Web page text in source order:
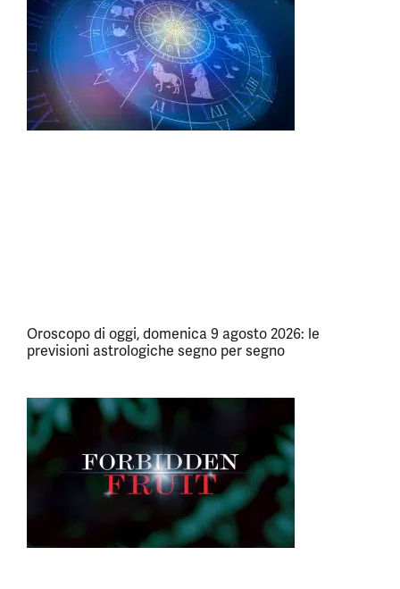
Oroscopo di oggi, domenica 9 agosto 2026: le
previsioni astrologiche segno per segno